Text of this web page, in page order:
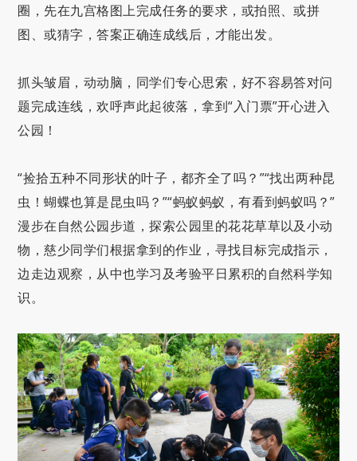
圈，先在九宫格图上完成任务的要求，或拍照、或拼
图、或猜字，答案正确连成线后，才能出发。
抓头皱眉，动动脑，同学们专心思索，好不容易答对问
题完成连线，欢呼声此起彼落，拿到“入门票”开心进入
公园！
“捡拾五种不同形状的叶子，都齐全了吗？”“找出两种昆
虫！蝴蝶也算是昆虫吗？”“蚂蚁蚂蚁，有看到蚂蚁吗？”
漫步在自然公园步道，探索公园里的花花草草以及小动
物，慈少同学们根据拿到的作业，寻找目标完成指示，
边走边观察，从中也学习及考验平日累积的自然科学知
识。